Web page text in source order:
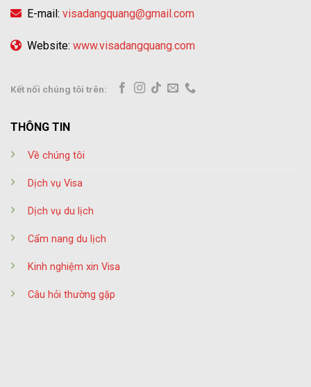
E-mail: visadangquang@gmail.com
Website: www.visadangquang.com
Kết nối chúng tôi trên:
THÔNG TIN
Về chúng tôi
Dịch vụ Visa
Dịch vụ du lịch
Cẩm nang du lịch
Kinh nghiệm xin Visa
Câu hỏi thường gặp